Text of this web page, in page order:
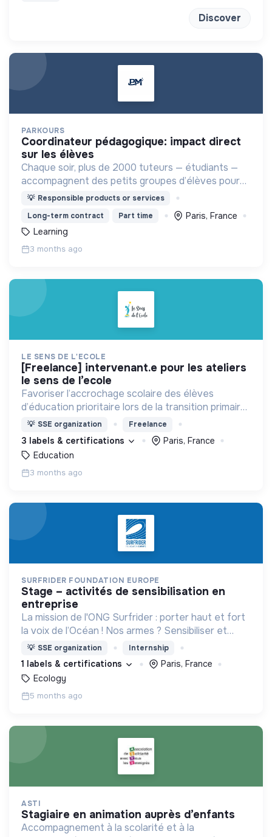
Discover
PARKOURS
coordinateur pédagogique: impact direct
sur les élèves
Chaque soir, plus de 2000 tuteurs — étudiants —
accompagnent des petits groupes d’élèves pour
les aider à progresser, s’épanouir et redonner du
💡 Responsible products or services
Long-term contract
Part time
Paris, France
Learning
3 months ago
LE SENS DE L'ECOLE
[freelance] intervenant.e pour les ateliers
le sens de l’ecole
Favoriser l’accrochage scolaire des élèves
d’éducation prioritaire lors de la transition primaire-
collège, pour leur permettre de prendre
pleinement leur place à l’école et dans la société.
💡 SSE organization Freelance
3 labels & certifications
Paris, France
Education
3 months ago
SURFRIDER FOUNDATION EUROPE
stage – activités de sensibilisation en
entreprise
La mission de l'ONG Surfrider : porter haut et fort
la voix de l’Océan ! Nos armes ? Sensibiliser et
mobiliser les citoyens, utiliser nos expertises pour
faire du lobby et transformer les entreprises.
💡 SSE organization Internship
1 labels & certifications
Paris, France
Ecology
5 months ago
ASTI
stagiaire en animation auprès d’enfants
Accompagnement à la scolarité et à la